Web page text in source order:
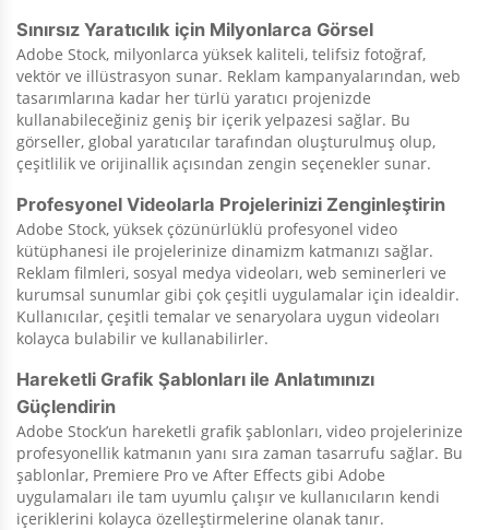
Sınırsız Yaratıcılık için Milyonlarca Görsel
Adobe Stock, milyonlarca yüksek kaliteli, telifsiz fotoğraf,
vektör ve illüstrasyon sunar. Reklam kampanyalarından, web
tasarımlarına kadar her türlü yaratıcı projenizde
kullanabileceğiniz geniş bir içerik yelpazesi sağlar. Bu
görseller, global yaratıcılar tarafından oluşturulmuş olup,
çeşitlilik ve orijinallik açısından zengin seçenekler sunar.
Profesyonel Videolarla Projelerinizi Zenginleştirin
Adobe Stock, yüksek çözünürlüklü profesyonel video
kütüphanesi ile projelerinize dinamizm katmanızı sağlar.
Reklam filmleri, sosyal medya videoları, web seminerleri ve
kurumsal sunumlar gibi çok çeşitli uygulamalar için idealdir.
Kullanıcılar, çeşitli temalar ve senaryolara uygun videoları
kolayca bulabilir ve kullanabilirler.
Hareketli Grafik Şablonları ile Anlatımınızı
Güçlendirin
Adobe Stock’un hareketli grafik şablonları, video projelerinize
profesyonellik katmanın yanı sıra zaman tasarrufu sağlar. Bu
şablonlar, Premiere Pro ve After Effects gibi Adobe
uygulamaları ile tam uyumlu çalışır ve kullanıcıların kendi
içeriklerini kolayca özelleştirmelerine olanak tanır.